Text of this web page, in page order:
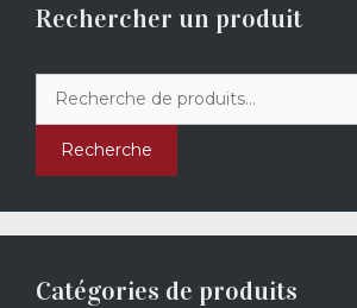
Rechercher un produit
pour :
Recherche
Catégories de produits